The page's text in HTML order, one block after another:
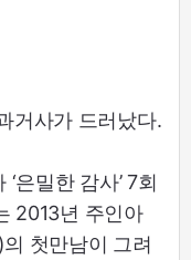
거사가 드러났다.
은밀한 감사’ 7회
2013년 주인아
첫만남이 그려